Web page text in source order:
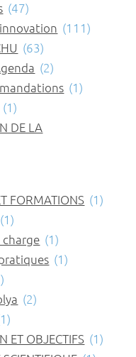
(47)
(111)
(63)
(2)
(1)
(1)
DE LA
FORMATIONS (1)
(1)
charge (1)
(1)
(2)
ET OBJECTIFS (1)